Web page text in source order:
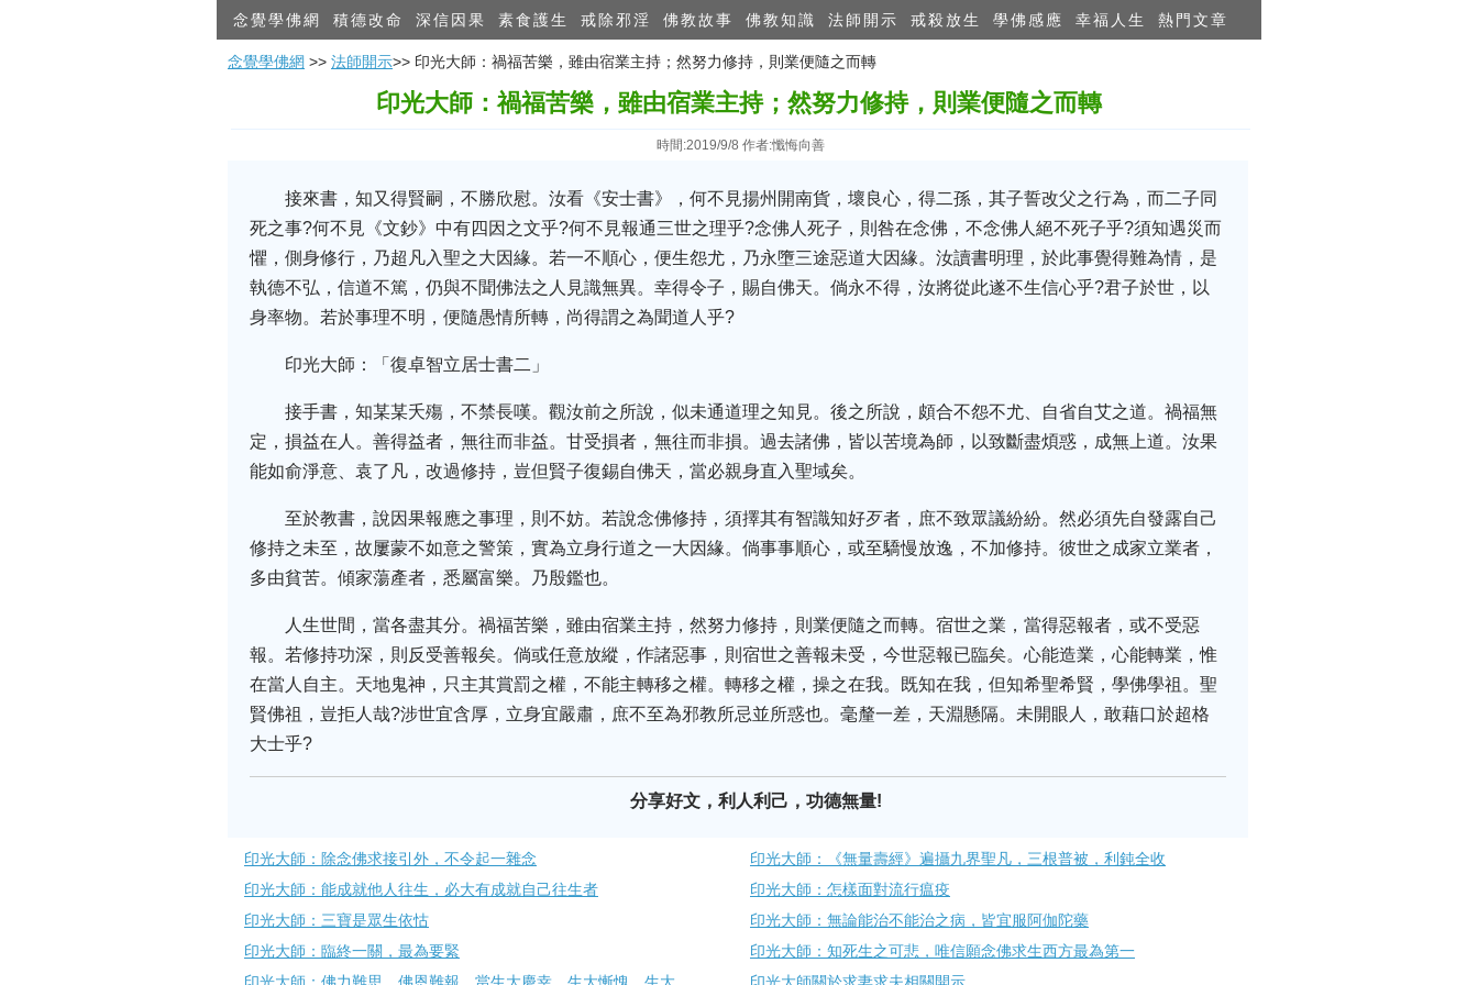
念覺學佛網 積德改命 深信因果 素食護生 戒除邪淫 佛教故事 佛教知識 法師開示 戒殺放生 學佛感應 幸福人生 熱門文章
念覺學佛網 >> 法師開示>> 印光大師：禍福苦樂，雖由宿業主持；然努力修持，則業便隨之而轉
印光大師：禍福苦樂，雖由宿業主持；然努力修持，則業便隨之而轉
時間:2019/9/8 作者:懺悔向善
接來書，知又得賢嗣，不勝欣慰。汝看《安士書》，何不見揚州開南貨，壞良心，得二孫，其子誓改父之行為，而二子同
死之事?何不見《文鈔》中有四因之文乎?何不見報通三世之理乎?念佛人死子，則咎在念佛，不念佛人絕不死子乎?須知遇災而
懼，側身修行，乃超凡入聖之大因緣。若一不順心，便生怨尤，乃永墮三途惡道大因緣。汝讀書明理，於此事覺得難為情，是
執德不弘，信道不篤，仍與不聞佛法之人見識無異。幸得令子，賜自佛天。倘永不得，汝將從此遂不生信心乎?君子於世，以
身率物。若於事理不明，便隨愚情所轉，尚得謂之為聞道人乎?
印光大師：「復卓智立居士書二」
接手書，知某某夭殤，不禁長嘆。觀汝前之所說，似未通道理之知見。後之所說，頗合不怨不尤、自省自艾之道。禍福無
定，損益在人。善得益者，無往而非益。甘受損者，無往而非損。過去諸佛，皆以苦境為師，以致斷盡煩惑，成無上道。汝果
能如俞淨意、袁了凡，改過修持，豈但賢子復錫自佛天，當必親身直入聖域矣。
至於教書，說因果報應之事理，則不妨。若說念佛修持，須擇其有智識知好歹者，庶不致眾議紛紛。然必須先自發露自己
修持之未至，故屢蒙不如意之警策，實為立身行道之一大因緣。倘事事順心，或至驕慢放逸，不加修持。彼世之成家立業者，
多由貧苦。傾家蕩產者，悉屬富樂。乃殷鑑也。
人生世間，當各盡其分。禍福苦樂，雖由宿業主持，然努力修持，則業便隨之而轉。宿世之業，當得惡報者，或不受惡
報。若修持功深，則反受善報矣。倘或任意放縱，作諸惡事，則宿世之善報未受，今世惡報已臨矣。心能造業，心能轉業，惟
在當人自主。天地鬼神，只主其賞罰之權，不能主轉移之權。轉移之權，操之在我。既知在我，但知希聖希賢，學佛學祖。聖
賢佛祖，豈拒人哉?涉世宜含厚，立身宜嚴肅，庶不至為邪教所忌並所惑也。毫釐一差，天淵懸隔。未開眼人，敢藉口於超格
大士乎?
分享好文，利人利己，功德無量!
印光大師：除念佛求接引外，不令起一雜念
印光大師：《無量壽經》遍攝九界聖凡，三根普被，利鈍全收
印光大師：能成就他人往生，必大有成就自己往生者
印光大師：怎樣面對​流行瘟疫
印光大師：三寶是​眾生依怙
印光大師：無論能治不能治之病，皆宜服阿伽陀藥
印光大師：臨終一關，最為要緊
印光大師：知死生之可悲，唯信願念佛求生西方最為第一